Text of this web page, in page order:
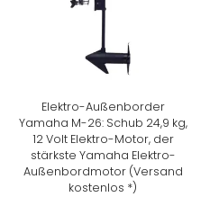
Elektro-Außenborder
Yamaha M-26: Schub 24,9 kg,
12 Volt Elektro-Motor, der
stärkste Yamaha Elektro-
Außenbordmotor (Versand
kostenlos *)